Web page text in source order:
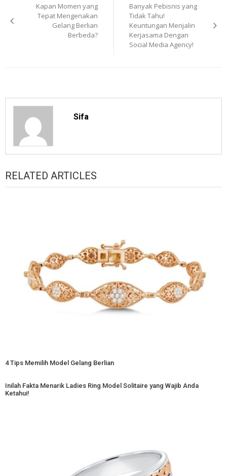
navigation
Kapan Momen yang
Tepat Mengenakan
Gelang Berlian
Berbeda?
Banyak Pebisnis yang
Tidak Tahu!
Keuntungan Menjalin
Kerjasama Dengan
Social Media Agency!
Sifa
RELATED ARTICLES
4 Tips Memilih Model Gelang Berlian
Inilah Fakta Menarik Ladies Ring Model Solitaire yang Wajib Anda
Ketahui!